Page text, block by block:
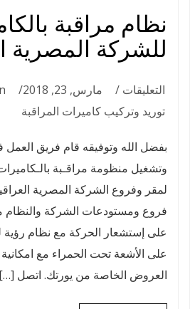
نظام مراقبة
للشركة المصرية
التعليقات على
نظام
بالكاميرات
للشركة
المصرية
العراقية
مغلقة
مارس, 23, 2018
توريد وتركيب كاميرات المراقبة
بفضل الله وتوفيقه قام فريق
وتشغيل منظومة مراقـبة
لمقر وفروع الشركة المصرية
فروع ومستودعات الشركة والنظام
على إستشعار الحركة مع نظام رؤية
على الأشعة تحت الحمراء مع امكانية
العروض الخاصة من يورتك. اتصل […]